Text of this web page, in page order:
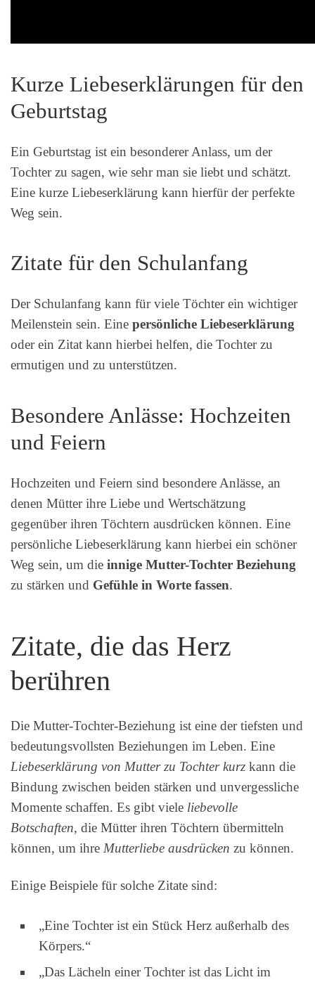
Kurze Liebeserklärungen für den
Geburtstag
Ein Geburtstag ist ein besonderer Anlass, um der
Tochter zu sagen, wie sehr man sie liebt und schätzt.
Eine kurze Liebeserklärung kann hierfür der perfekte
Weg sein.
Zitate für den Schulanfang
Der Schulanfang kann für viele Töchter ein wichtiger
Meilenstein sein. Eine persönliche Liebeserklärung
oder ein Zitat kann hierbei helfen, die Tochter zu
ermutigen und zu unterstützen.
Besondere Anlässe: Hochzeiten
und Feiern
Hochzeiten und Feiern sind besondere Anlässe, an
denen Mütter ihre Liebe und Wertschätzung
gegenüber ihren Töchtern ausdrücken können. Eine
persönliche Liebeserklärung kann hierbei ein schöner
Weg sein, um die innige Mutter-Tochter Beziehung
zu stärken und Gefühle in Worte fassen.
Zitate, die das Herz
berühren
Die Mutter-Tochter-Beziehung ist eine der tiefsten und
bedeutungsvollsten Beziehungen im Leben. Eine
Liebeserklärung von Mutter zu Tochter kurz kann die
Bindung zwischen beiden stärken und unvergessliche
Momente schaffen. Es gibt viele liebevolle
Botschaften, die Mütter ihren Töchtern übermitteln
können, um ihre Mutterliebe ausdrücken zu können.
Einige Beispiele für solche Zitate sind:
„Eine Tochter ist ein Stück Herz außerhalb des
Körpers.“
„Das Lächeln einer Tochter ist das Licht im